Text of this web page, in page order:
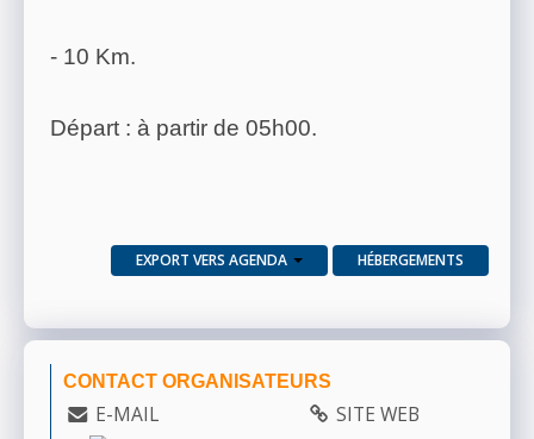
- 10 Km.
Départ : à partir de 05h00.
EXPORT VERS AGENDA HÉBERGEMENTS
CONTACT ORGANISATEURS
E-MAIL SITE WEB